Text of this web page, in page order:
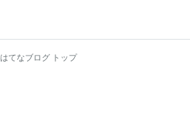
はてなブログ トップ